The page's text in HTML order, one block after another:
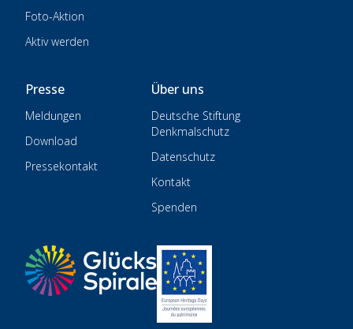
Foto-Aktion
Aktiv werden
Presse
Meldungen
Download
Pressekontakt
Über uns
Deutsche Stiftung
Denkmalschutz
Datenschutz
Kontakt
Spenden